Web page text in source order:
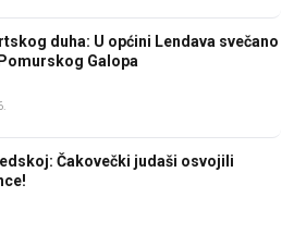
duha: U općini Lendava svečano
Galopa
Čakovečki judaši osvojili